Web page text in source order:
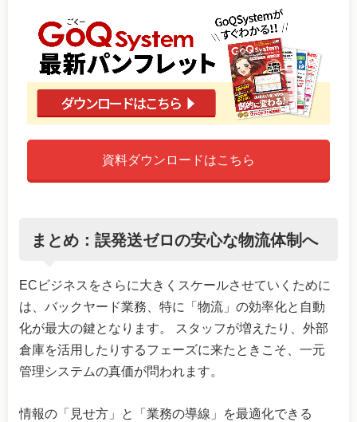
資料ダウンロードはこちら
まとめ：誤発送ゼロの安心な物流体制へ
ECビジネスをさらに大きくスケールさせていくために
は、バックヤード業務、特に「物流」の効率化と自動
化が最大の鍵となります。 スタッフが増えたり、外部
倉庫を活用したりするフェーズに来たときこそ、一元
管理システムの真価が問われます。
情報の「見せ方」と「業務の導線」を最適化できる